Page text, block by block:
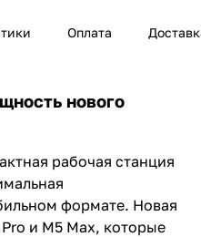
Оплата
нового
рабочая станция
формате. Новая
и M5 Max, которые